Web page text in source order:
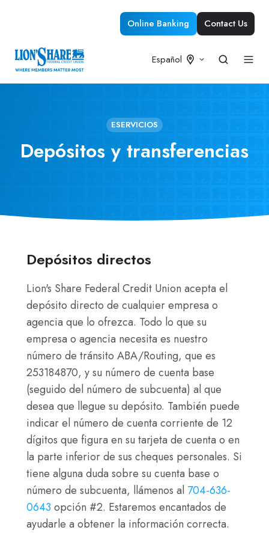
Online Banking Contact Us
Español
ESERVICIOS
Depósitos y transferencias
Depósitos directos
Lion's Share Federal Credit Union acepta el
depósito directo de cualquier empresa o
agencia que lo ofrezca. Todo lo que su
empresa o agencia necesita es nuestro
número de tránsito ABA/Routing, que es
253184870, y su número de cuenta base
(seguido del número de subcuenta) al que
desea que llegue su depósito. También puede
indicar el número de cuenta corriente de 12
dígitos que figura en su tarjeta de cuenta o en
la parte inferior de sus cheques personales. Si
tiene alguna duda sobre su cuenta base o
número de subcuenta, llámenos al 704-636-
0643 opción #2. Estaremos encantados de
ayudarle a obtener la información correcta.